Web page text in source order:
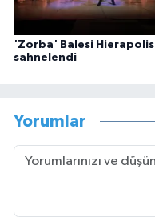
'Zorba' Balesi
sahnelendi
Yorumlar